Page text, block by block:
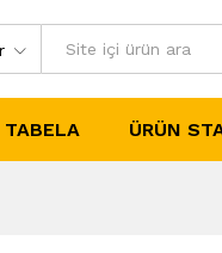
TABELA ÜRÜN